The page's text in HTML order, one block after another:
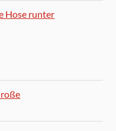
Hose runter